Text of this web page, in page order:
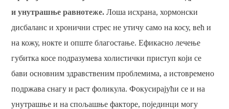
и унутрашње равнотеже. Лоша исхрана, хормонски
дисбаланс и хронични стрес не утичу само на косу, већ и
на кожу, нокте и опште благостање. Ефикасно лечење
губитка косе подразумева холистички приступ који се
бави основним здравственим проблемима, а истовремено
подржава снагу и раст фоликула. ​​Фокусирајући се и на
унутрашње и на спољашње факторе, појединци могу